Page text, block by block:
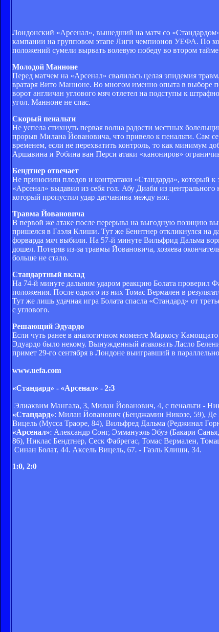
Лондонский «Арсенал», вышедший на матч со
кампании на групповом этапе Лиги чемпионов УЕФА. По
положений сумели вырвать волевую победу во втором
Молодой Манноне
Перед матчем на «Арсенал» свалилась целая эпидемия
вратаря Вито Манноне. Во многом именно опыта в выборе
ворот англичан углового мяч отлетел на подступы к
угол. Манноне не спас.
Скорый пенальти
Не успела стихнуть первая волна радости местных
прорыв Милана Йовановича, что привело к пенальти. Сам
временем, если не перехватить контроль, то как минимум
Аршавина и Робина ван Перси атаки «канониров»
Бендтнер отвечает
Не приносили плодов и контратаки «Стандарда», который
«Арсенал» выдавил из себя гол. Абу Диаби из
который пропустил удар датчанина между ног.
Травма Йовановича
В первой же атаке после перерыва на выгодную позицию
пришелся в Гаэля Клиши. Тут же Беннтнер откликнулся на
форварда мяч выбили. На 57-й минуте Вильфрид Дальма
дошел. Потеряв из-за травмы Йовановича, хозяева
больше не стало.
Стандартный вклад
На 74-й минуте дальним ударом реакцию Болата проверил
положения. После одного из них Томас Вермален в
Тут же лишь удачная игра Болата спасла «Стандард» от
с углового.
Решающий Эдуардо
Если чуть ранее в аналогичном моменте Маркосу Камоццато
Эдуардо было некому. Вынужденный атаковать Ласло
примет 29-го сентября в Лондоне выигравший в
www.uefa.com
«Стандард» - «Арсенал» - 2:3
Элиаквим Мангала, 3, Милан Йованович, 4, с пенальти -
«Стандард»: Милан Йованович (Бенджамин Никозе, 59),
Вицель (Мусса Траоре, 84), Вильфред Дальма (Реджинал
«Арсенал»: Александр Сонг, Эммануэль Эбуэ (Бакари
86), Никлас Бендтнер, Сеск Фабрегас, Томас Вермален,
Синан Болат, 44. Аксель Вицель, 67. - Гаэль Клиши, 34.
1:0, 2:0